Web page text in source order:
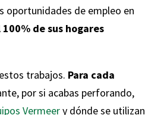
oportunidades de empleo en
de sus hogares
trabajos. Para cada
por si acabas perforando,
Vermeery dónde se utilizan